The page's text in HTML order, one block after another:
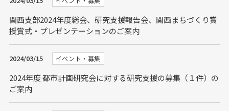
関西支部2024年度総会、研究支援報告会、関西まちづくり賞
授賞式・プレゼンテーションのご案内
2024/03/15 イベント・募集
2024年度 都市計画研究会に対する研究支援の募集（１件）の
ご案内